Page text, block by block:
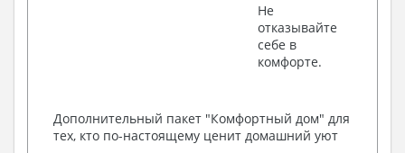
Не
отказывайте
себе в
комфорте.
Дополнительный пакет "Комфортный дом" для
тех, кто по-настоящему ценит домашний уют